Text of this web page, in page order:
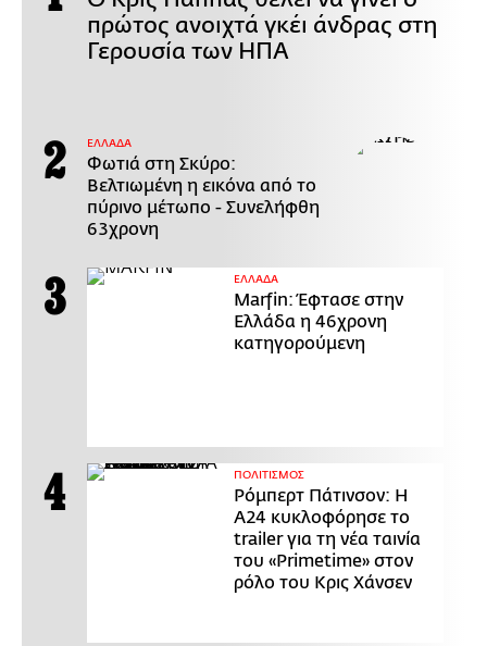
πρώτος ανοιχτά γκέι άνδρας στη
Γερουσία των ΗΠΑ
ΕΛΛΑΔΑ
Φωτιά στη Σκύρο:
Βελτιωμένη η εικόνα από το
πύρινο μέτωπο - Συνελήφθη
63χρονη
ΕΛΛΑΔΑ
Marfin: Έφτασε στην
Ελλάδα η 46χρονη
κατηγορούμενη
ΠΟΛΙΤΙΣΜΟΣ
Ρόμπερτ Πάτινσον: Η
Α24 κυκλοφόρησε το
trailer για τη νέα ταινία
του «Primetime» στον
ρόλο του Κρις Χάνσεν